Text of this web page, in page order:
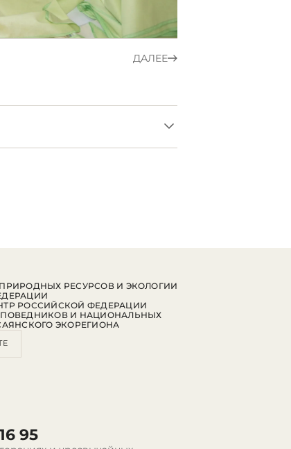
ДАЛЕЕ
95
РЕСУРСОВ И ЭКОЛОГИИ
РОССИЙСКОЙ ФЕДЕРАЦИИ
И НАЦИОНАЛЬНЫХ
ЭКОРЕГИОНА